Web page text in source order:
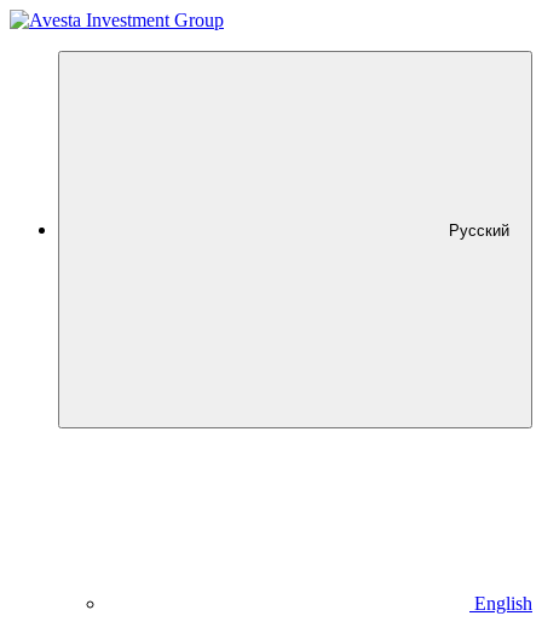
Русский
English